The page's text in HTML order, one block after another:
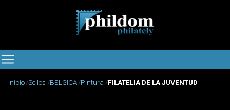
Inicio Sellos BELGICA Pintura FILATELIA DE LA JUVENTUD